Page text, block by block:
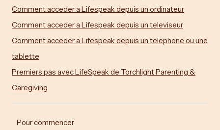
Comment acceder a Lifespeak depuis un ordinateur
Comment acceder a Lifespeak depuis un televiseur
Comment acceder a Lifespeak depuis un telephone ou une
tablette
Premiers pas avec LifeSpeak de Torchlight Parenting &
Caregiving
Pour commencer